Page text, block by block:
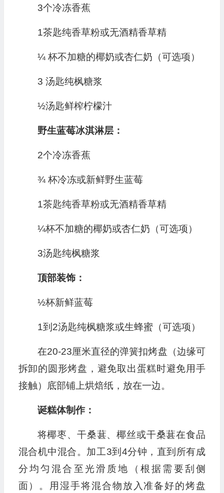
3个冷冻香蕉
1茶匙纯香草粉或无酒精香草精
¼ 杯不加糖的椰奶或杏仁奶（可选项）
3 汤匙纯枫糖浆
½汤匙鲜榨柠檬汁
野生蓝莓冰淇淋层：
2个冷冻香蕉
¾ 杯冷冻或新鲜野生蓝莓
1茶匙纯香草粉或无酒精香草精
¼杯不加糖的椰奶或杏仁奶（可选项）
3汤匙纯枫糖浆
顶部装饰：
½杯新鲜蓝莓
1到2汤匙纯枫糖浆或生蜂蜜（可选项）
在20-23厘米直径的弹簧扣烤盘（边缘可
拆卸的圆形烤盘，避免取出蛋糕时避免用手
接触）底部铺上烘焙纸，放在一边。
诞糕体制作：
将椰枣、干桑葚、椰丝或干桑葚在食品
混合机中混合。加工3到4分钟，直到所有成
分均匀混合至光滑质地（根据需要刮侧
面）。用湿手将混合物放入准备好的烤盘